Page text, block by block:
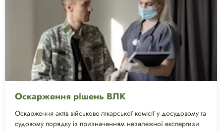
Оскарження рішень ВЛК
Оскарження актів військово-лікарської комісії у досудовому та
судовому порядку із призначенням незалежної експертизи